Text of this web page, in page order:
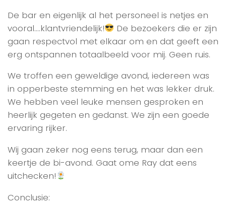
De bar en eigenlijk al het personeel is netjes en
vooral….klantvriendelijk!
De bezoekers die er zijn
gaan respectvol met elkaar om en dat geeft een
erg ontspannen totaalbeeld voor mij. Geen ruis.
We troffen een geweldige avond, iedereen was
in opperbeste stemming en het was lekker druk.
We hebben veel leuke mensen gesproken en
heerlijk gegeten en gedanst. We zijn een goede
ervaring rijker.
Wij gaan zeker nog eens terug, maar dan een
keertje de bi-avond. Gaat ome Ray dat eens
uitchecken!
Conclusie: